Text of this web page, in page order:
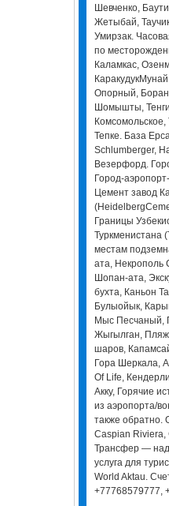
Шевченко,
Жетыбай,
Умирзак.
по
Каламкас,
Опорный,
Шомышты,
Тепке. База
Schlumberger,
Везерфорд.
Город-
Цемент завод
Границы
Туркменистана
местам
ата, Некрополь
Шопан-ата,
бухта, Каньон
Булыойык,
Мыс Песчаный,
Жыгылган,
шаров,
Гора Шеркала,
Of Life,
Акку, Горячие
из аэропорта/
также обратно.
Caspian Riviera,
Трансфер —
услуга для
World Aktau.
+77768579777,